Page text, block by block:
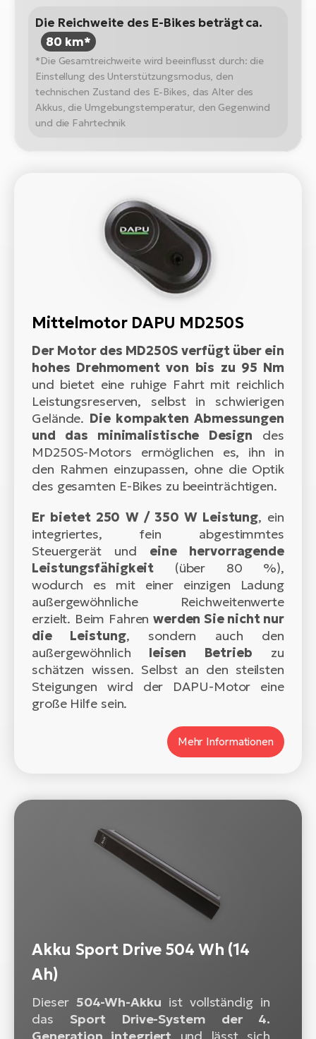
Die Reichweite des E-Bikes beträgt ca.
80 km*
*Die Gesamtreichweite wird beeinflusst durch: die
Einstellung des Unterstützungsmodus, den
technischen Zustand des E-Bikes, das Alter des
Akkus, die Umgebungstemperatur, den Gegenwind
und die Fahrtechnik
Mittelmotor DAPU MD250S
Der Motor des MD250S verfügt über ein
hohes Drehmoment von bis zu 95 Nm
und bietet eine ruhige Fahrt mit reichlich
Leistungsreserven, selbst in schwierigen
Gelände. Die kompakten Abmessungen
und das minimalistische Design des
MD250S-Motors ermöglichen es, ihn in
den Rahmen einzupassen, ohne die Optik
des gesamten E-Bikes zu beeinträchtigen.
Er bietet 250 W / 350 W Leistung, ein
integriertes, fein abgestimmtes
Steuergerät und eine hervorragende
Leistungsfähigkeit (über 80 %),
wodurch es mit einer einzigen Ladung
außergewöhnliche Reichweitenwerte
erzielt. Beim Fahren werden Sie nicht nur
die Leistung, sondern auch den
außergewöhnlich leisen Betrieb zu
schätzen wissen. Selbst an den steilsten
Steigungen wird der DAPU-Motor eine
große Hilfe sein.
Mehr Informationen
Akku Sport Drive 504 Wh (14
Ah)
Dieser 504-Wh-Akku ist vollständig in
das Sport Drive-System der 4.